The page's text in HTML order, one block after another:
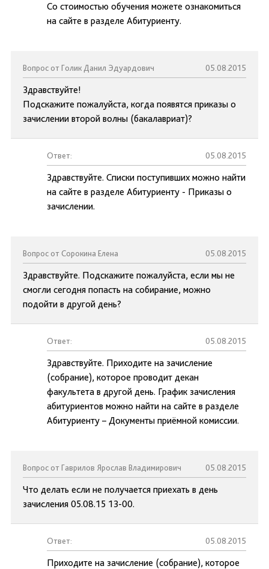
Со стоимостью обучения можете ознакомиться
на сайте в разделе Абитуриенту.
Вопрос от Голик Данил Эдуардович 05.08.2015
Здравствуйте!
Подскажите пожалуйста, когда появятся приказы о
зачислении второй волны (бакалавриат)?
Ответ: 05.08.2015
Здравствуйте. Списки поступивших можно найти
на сайте в разделе Абитуриенту - Приказы о
зачислении.
Вопрос от Сорокина Елена 05.08.2015
Здравствуйте. Подскажите пожалуйста, если мы не
смогли сегодня попасть на собирание, можно
подойти в другой день?
Ответ: 05.08.2015
Здравствуйте. Приходите на зачисление
(собрание), которое проводит декан
факультета в другой день. График зачисления
абитуриентов можно найти на сайте в разделе
Абитуриенту – Документы приёмной комиссии.
Вопрос от Гаврилов Ярослав Владимирович 05.08.2015
Что делать если не получается приехать в день
зачисления 05.08.15 13-00.
Ответ: 05.08.2015
Приходите на зачисление (собрание), которое